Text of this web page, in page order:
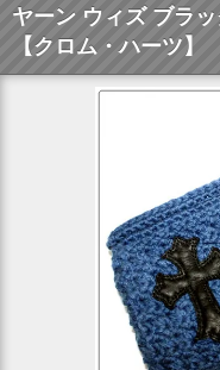
ヤーン ウィズ ブラ
【クロム・ハーツ】